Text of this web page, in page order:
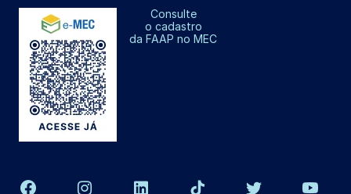
Consulte
o cadastro
da FAAP no MEC